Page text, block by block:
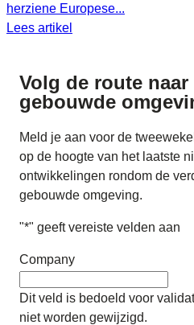
herziene Europese...
Lees artikel
Volg de route naar
gebouwde
Meld je aan voor de
op de hoogte van het laatste
ontwikkelingen rondom de
gebouwde omgeving.
"*" geeft vereiste velden aan
Company
Dit veld is bedoeld voor
niet worden gewijzigd.